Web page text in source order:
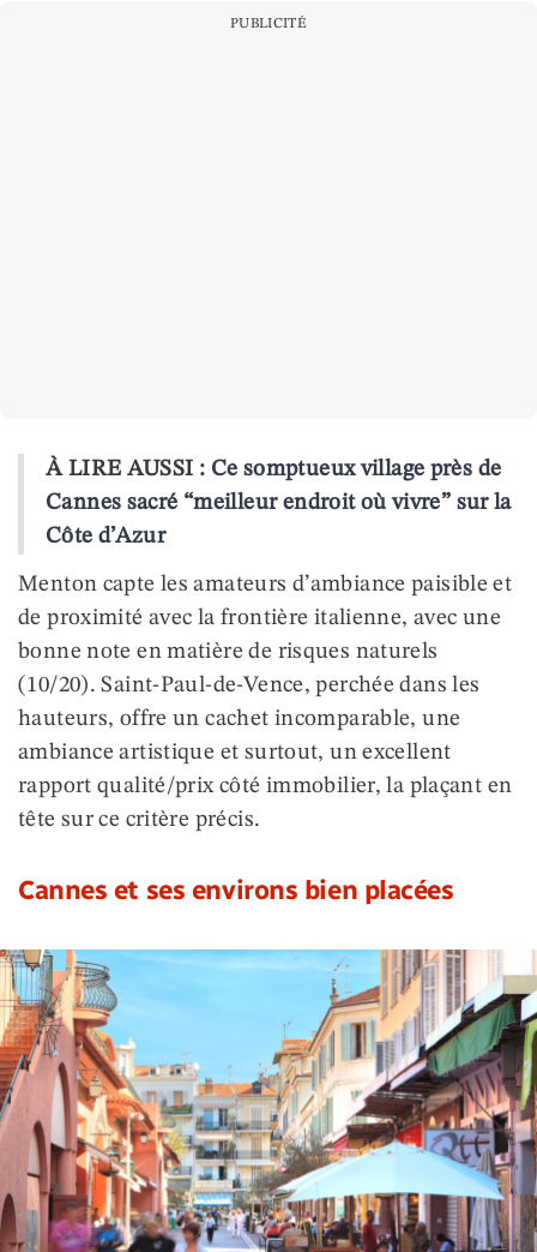
PUBLICITÉ
À LIRE AUSSI : Ce somptueux village près de
Cannes sacré “meilleur endroit où vivre” sur la
Côte d’Azur
Menton capte les amateurs d’ambiance paisible et
de proximité avec la frontière italienne, avec une
bonne note en matière de risques naturels
(10/20). Saint-Paul-de-Vence, perchée dans les
hauteurs, offre un cachet incomparable, une
ambiance artistique et surtout, un excellent
rapport qualité/prix côté immobilier, la plaçant en
tête sur ce critère précis.
Cannes et ses environs bien placées